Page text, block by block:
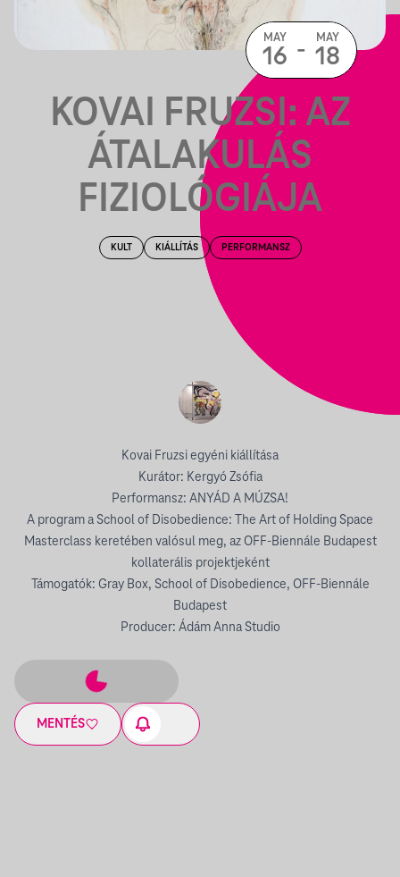
KOVAI FRUZSI: AZ
ÁTALAKULÁS
FIZIOLÓGIÁJA
KULT KIÁLLÍTÁS PERFORMANSZ
Kovai Fruzsi egyéni kiállítása
Kurátor: Kergyó Zsófia
Performansz: ANYÁD A MÚZSA!
A program a School of Disobedience: The Art of Holding Space
Masterclass keretében valósul meg, az OFF-Biennále Budapest
kollaterális projektjeként
Támogatók: Gray Box, School of Disobedience, OFF-Biennále
Budapest
Producer: Ádám Anna Studio
MENTÉS
MAY
16 - MAY
18